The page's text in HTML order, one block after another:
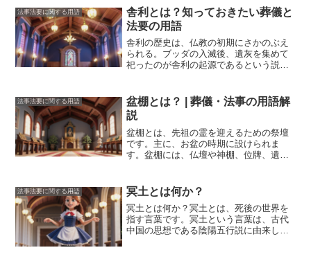
く、家系図の作成や、先祖の命日を確認
する際にも役立ちます。過去帳には、故
人の名前、戒名、俗名、生年月日、没年
月日、命日、法名、位牌の安置場所など
が記載されています。また、故人の経歴
や、家族との関係など、詳細な情報を記
が閲覧することはできません。しかし、
檀家となっている家庭であれば、過去帳
を閲覧することができます。過去帳は、
先祖の供養と、家系図の作成に役立つ重
要な帳簿です。故人の情報を記録してお
くことで、子孫は先祖のことを敬い、供
す。過去帳に記載されている情報を元
に、家系図を作成することで、先祖のル
ーツをたどることができます。
法事法要に関する用語
舎利とは？知っておきたい葬儀と
法要の用語
舎利の歴史 は、仏教の初期にさかのぶえ
られる。ブッダの入滅後、遺灰を集めて
祀ったのが舎利の起源であるという説が
れる。仏舎利は、ブッダの入滅後、5つの
国に分けて祀られ、そのうちの1つの国が
日本である。日本には、ブッダの舎利が
数多く伝えられており、そのうちの1つで
ある奈良県の薬師寺に祀られている舎利
は、国宝に指定されている。舎利は、ブ
仏教徒にとって、ブッダの教えを説く大
切な存在であり、舎利を祀ることは、ブ
ッダの死を悼み、その死を永遠に語り継
ぐことを意味する。舎利は、仏教徒にと
って、ブッダの教えの源泉であり、舎利
法事法要に関する用語
盆棚とは？ | 葬儀・法事の用語解
説
盆棚とは、先祖の霊を迎えるための祭壇
です。主に、お盆の時期に設けられま
す。盆棚には、仏壇や神棚、位牌、遺
ものを中心に選びます。先祖の霊を迎え
るために、盆棚の前で線香やろうそくを
灯し、手を合わせます。また、お盆に
は、先祖を供養するための法要が行われ
ます。法要では、お経を唱え、先祖の霊
法事法要に関する用語 冥土とは何か？
冥土とは何か？冥土とは、死後の世界を
指す言葉です。冥土という言葉は、古代
中国の思想である陰陽五行説に由来して